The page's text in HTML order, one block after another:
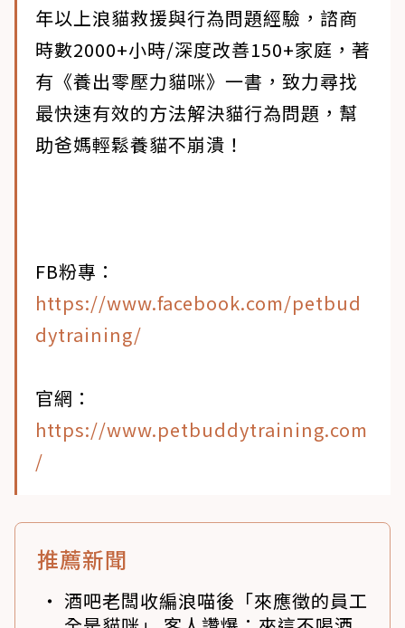
年以上浪貓救援與行為問題經驗，諮商
時數2000+小時/深度改善150+家庭，著
有《養出零壓力貓咪》一書，致力尋找
最快速有效的方法解決貓行為問題，幫
助爸媽輕鬆養貓不崩潰！
FB粉專：
https://www.facebook.com/petbud
dytraining/
官網：
https://www.petbuddytraining.com
/
推薦新聞
酒吧老闆收編浪喵後「來應徵的員工